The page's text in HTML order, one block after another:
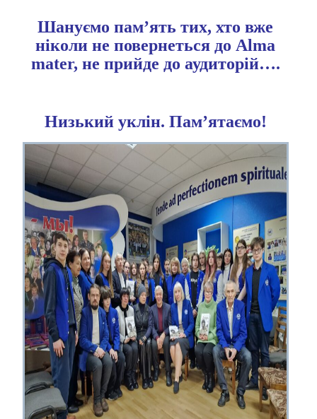
Шануємо пам’ять тих, хто вже
ніколи не повернеться до Alma
mater, не прийде до аудиторій….
Низький уклін. Пам’ятаємо!